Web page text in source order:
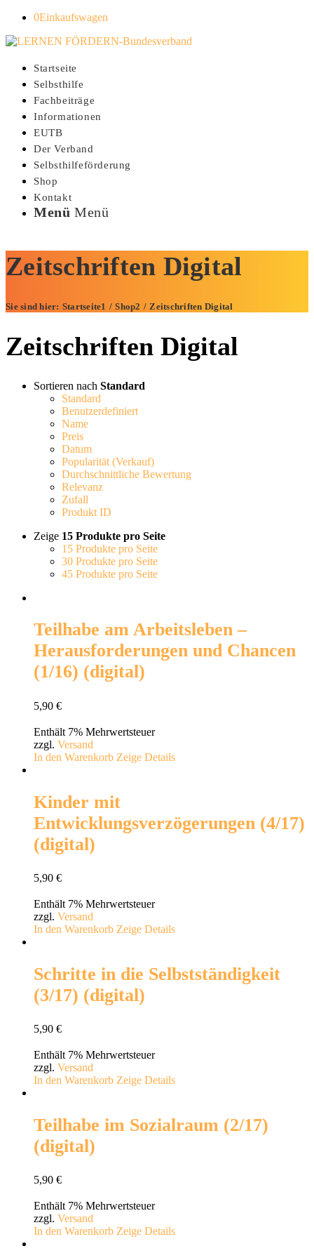
0Einkaufswagen
Startseite
Selbsthilfe
Fachbeiträge
Informationen
EUTB
Der Verband
Selbsthilfeförderung
Shop
Kontakt
Menü Menü
Zeitschriften Digital
Sie sind hier: Startseite1 / Shop2 / Zeitschriften Digital
Zeitschriften Digital
Sortieren nach Standard
Standard
Benutzerdefiniert
Name
Preis
Datum
Popularität (Verkauf)
Durchschnittliche Bewertung
Relevanz
Zufall
Produkt ID
Zeige 15 Produkte pro Seite
15 Produkte pro Seite
30 Produkte pro Seite
45 Produkte pro Seite
Teilhabe am Arbeitsleben –
Herausforderungen und Chancen
(1/16) (digital)
5,90 €
Enthält 7% Mehrwertsteuer
zzgl. Versand
In den Warenkorb Zeige Details
Kinder mit
Entwicklungsverzögerungen (4/17)
(digital)
5,90 €
Enthält 7% Mehrwertsteuer
zzgl. Versand
In den Warenkorb Zeige Details
Schritte in die Selbstständigkeit
(3/17) (digital)
5,90 €
Enthält 7% Mehrwertsteuer
zzgl. Versand
In den Warenkorb Zeige Details
Teilhabe im Sozialraum (2/17)
(digital)
5,90 €
Enthält 7% Mehrwertsteuer
zzgl. Versand
In den Warenkorb Zeige Details